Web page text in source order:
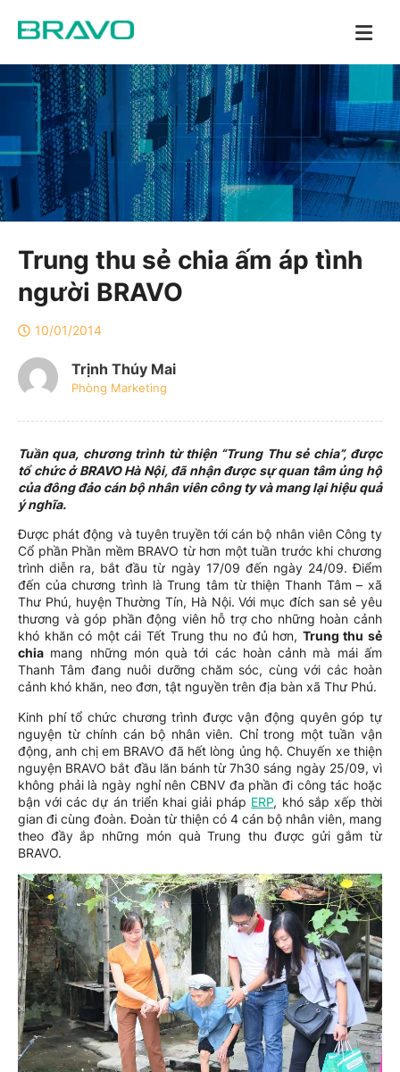
Trung thu sẻ chia ấm áp tình
người BRAVO
10/01/2014
Trịnh Thúy Mai
Phòng Marketing
Tuần qua, chương trình từ thiện “Trung Thu sẻ chia”, được
tổ chức ở BRAVO Hà Nội, đã nhận được sự quan tâm ủng hộ
của đông đảo cán bộ nhân viên công ty và mang lại hiệu quả
ý nghĩa.
Được phát động và tuyên truyền tới cán bộ nhân viên Công ty
Cổ phần Phần mềm BRAVO từ hơn một tuần trước khi chương
trình diễn ra, bắt đầu từ ngày 17/09 đến ngày 24/09. Điểm
đến của chương trình là Trung tâm từ thiện Thanh Tâm – xã
Thư Phú, huyện Thường Tín, Hà Nội. Với mục đích san sẻ yêu
thương và góp phần động viên hỗ trợ cho những hoàn cảnh
khó khăn có một cái Tết Trung thu no đủ hơn, Trung thu sẻ
chia mang những món quà tới các hoàn cảnh mà mái ấm
Thanh Tâm đang nuôi dưỡng chăm sóc, cùng với các hoàn
cảnh khó khăn, neo đơn, tật nguyền trên địa bàn xã Thư Phú.
Kinh phí tổ chức chương trình được vận động quyên góp tự
nguyện từ chính cán bộ nhân viên. Chỉ trong một tuần vận
động, anh chị em BRAVO đã hết lòng ủng hộ. Chuyến xe thiện
nguyện BRAVO bắt đầu lăn bánh từ 7h30 sáng ngày 25/09, vì
không phải là ngày nghỉ nên CBNV đa phần đi công tác hoặc
bận với các dự án triển khai giải pháp ERP, khó sắp xếp thời
gian đi cùng đoàn. Đoàn từ thiện có 4 cán bộ nhân viên, mang
theo đầy ắp những món quà Trung thu được gửi gắm từ
BRAVO.